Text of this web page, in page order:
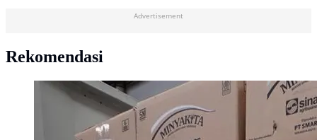
Advertisement
Rekomendasi